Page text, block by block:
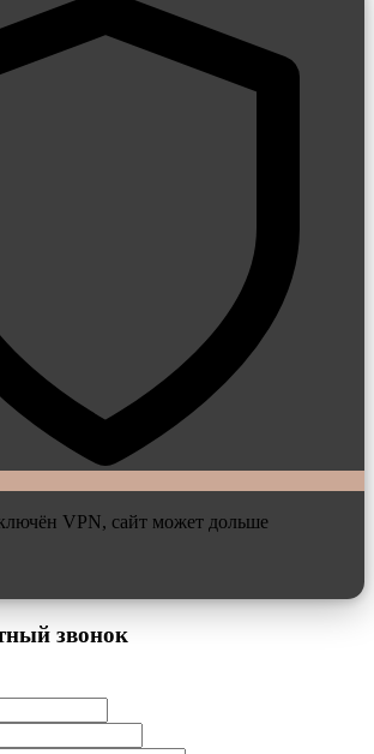
VPN, сайт может дольше
звонок